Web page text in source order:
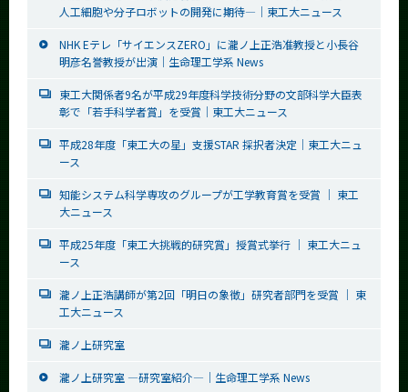
人工細胞や分子ロボットの開発に期待―｜東工大ニュース
NHK Eテレ「サイエンスZERO」に瀧ノ上正浩准教授と小長谷
明彦名誉教授が出演｜生命理工学系 News
東工大関係者9名が平成29年度科学技術分野の文部科学大臣表
彰で「若手科学者賞」を受賞｜東工大ニュース
平成28年度「東工大の星」支援STAR 採択者決定｜東工大ニュ
ース
知能システム科学専攻のグループが工学教育賞を受賞 ｜ 東工
大ニュース
平成25年度「東工大挑戦的研究賞」授賞式挙行 ｜ 東工大ニュ
ース
瀧ノ上正浩講師が第2回「明日の象徴」研究者部門を受賞 ｜ 東
工大ニュース
瀧ノ上研究室
瀧ノ上研究室 ―研究室紹介―｜生命理工学系 News